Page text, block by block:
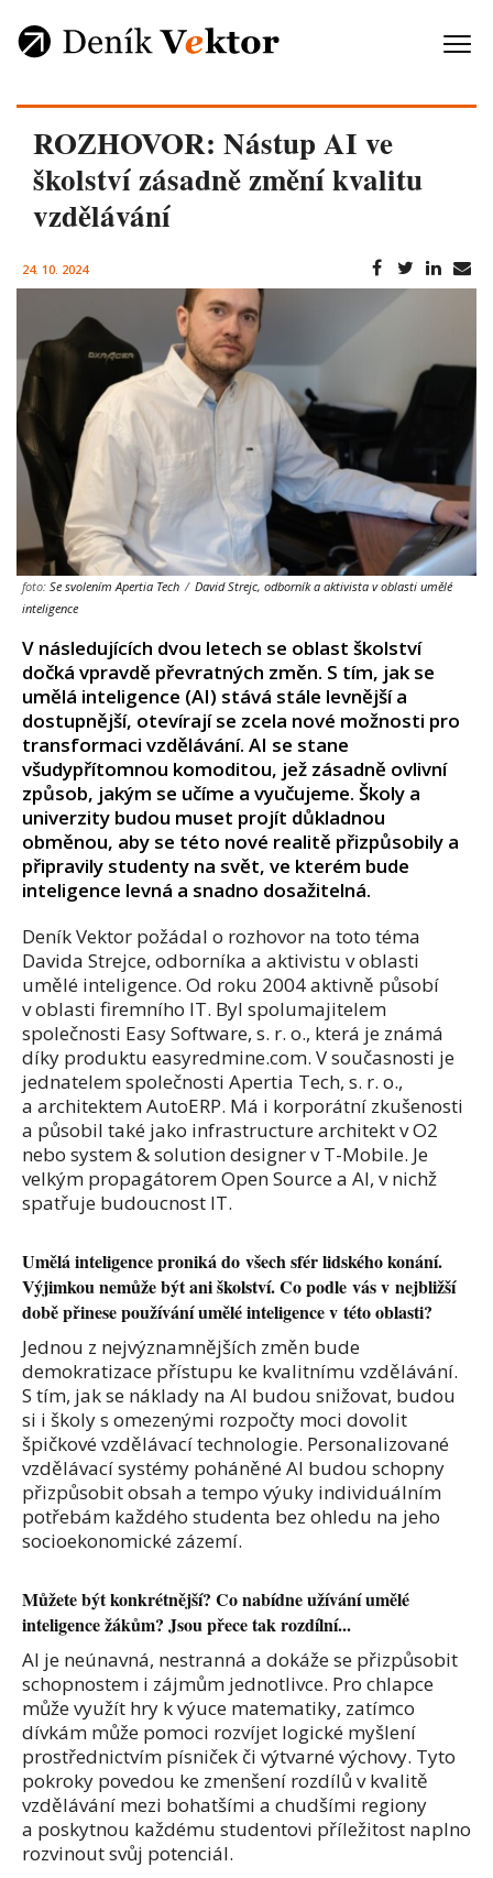
ROZHOVOR: Nástup AI ve
školství zásadně změní kvalitu
vzdělávání
24. 10. 2024
foto: Se svolením Apertia Tech / David Strejc, odborník a aktivista v oblasti umělé
inteligence
V následujících dvou letech se oblast školství
dočká vpravdě převratných změn. S tím, jak se
umělá inteligence (AI) stává stále levnější a
dostupnější, otevírají se zcela nové možnosti pro
transformaci vzdělávání. AI se stane
všudypřítomnou komoditou, jež zásadně ovlivní
způsob, jakým se učíme a vyučujeme. Školy a
univerzity budou muset projít důkladnou
obměnou, aby se této nové realitě přizpůsobily a
připravily studenty na svět, ve kterém bude
inteligence levná a snadno dosažitelná.
Deník Vektor požádal o rozhovor na toto téma
Davida Strejce, odborníka a aktivistu v oblasti
umělé inteligence. Od roku 2004 aktivně působí
v oblasti firemního IT. Byl spolumajitelem
společnosti Easy Software, s. r. o., která je známá
díky produktu easyredmine.com. V současnosti je
jednatelem společnosti Apertia Tech, s. r. o.,
a architektem AutoERP. Má i korporátní zkušenosti
a působil také jako infrastructure architekt v O2
nebo system & solution designer v T-Mobile. Je
velkým propagátorem Open Source a AI, v nichž
spatřuje budoucnost IT.
Umělá inteligence proniká do všech sfér lidského konání.
Výjimkou nemůže být ani školství. Co podle vás v nejbližší
době přinese používání umělé inteligence v této oblasti?
Jednou z nejvýznamnějších změn bude
demokratizace přístupu ke kvalitnímu vzdělávání.
S tím, jak se náklady na AI budou snižovat, budou
si i školy s omezenými rozpočty moci dovolit
špičkové vzdělávací technologie. Personalizované
vzdělávací systémy poháněné AI budou schopny
přizpůsobit obsah a tempo výuky individuálním
potřebám každého studenta bez ohledu na jeho
socioekonomické zázemí.
Můžete být konkrétnější? Co nabídne užívání umělé
inteligence žákům? Jsou přece tak rozdílní...
AI je neúnavná, nestranná a dokáže se přizpůsobit
schopnostem i zájmům jednotlivce. Pro chlapce
může využít hry k výuce matematiky, zatímco
dívkám může pomoci rozvíjet logické myšlení
prostřednictvím písniček či výtvarné výchovy. Tyto
pokroky povedou ke zmenšení rozdílů v kvalitě
vzdělávání mezi bohatšími a chudšími regiony
a poskytnou každému studentovi příležitost naplno
rozvinout svůj potenciál.